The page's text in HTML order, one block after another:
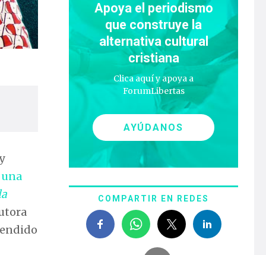
Apoya el periodismo
que construye la
alternativa cultural
cristiana
Clica aquí y apoya a
ForumLibertas
AYÚDANOS
COMPARTIR EN REDES